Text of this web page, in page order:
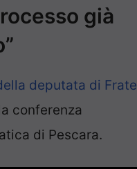
già
deputata di
conferenza
di Pescara.